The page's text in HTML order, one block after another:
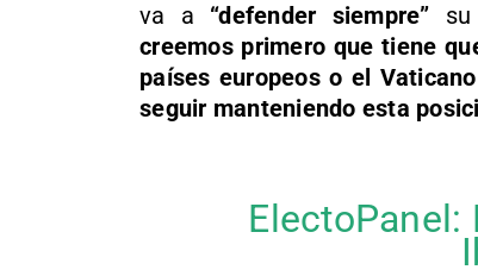
va a “defender siempre”
creemos primero que tiene
países europeos o el
seguir manteniendo esta
ElectoPanel: